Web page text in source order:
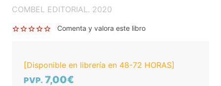
COMBEL EDITORIAL. 2020
Comenta y valora este libro
[Disponible en librería en 48-72 HORAS]
PVP. 7,00€